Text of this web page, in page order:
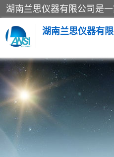
湖南兰思仪器有
老化房
工业烘箱